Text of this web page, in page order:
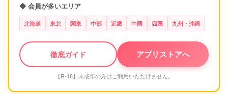
◆ 会員が多いエリア
北海道 東北 関東 中部 近畿 中国 四国 九州・沖縄
徹底ガイド アプリストアへ
【R-18】未成年の方はご利用いただけません。